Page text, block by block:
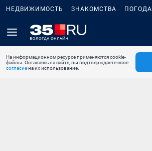
НЕДВИЖИМОСТЬ ЗНАКОМСТВА ПОГОДА
На информационном ресурсе применяются cookie-
файлы. Оставаясь на сайте, вы подтверждаете свое
согласиена их использование.